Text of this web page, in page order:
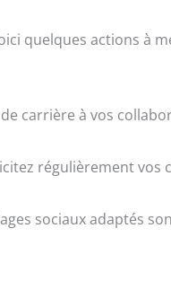
quelques actions à
carrière à vos
régulièrement vos
sociaux adaptés